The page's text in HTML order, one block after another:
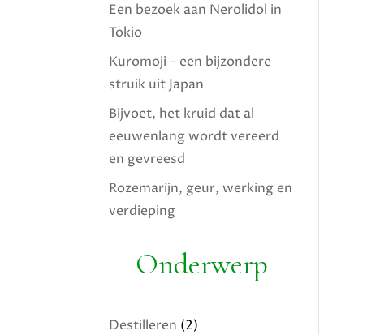
Een bezoek aan Nerolidol in
Tokio
Kuromoji – een bijzondere
struik uit Japan
Bijvoet, het kruid dat al
eeuwenlang wordt vereerd
en gevreesd
Rozemarijn, geur, werking en
verdieping
Onderwerp
Destilleren (2)